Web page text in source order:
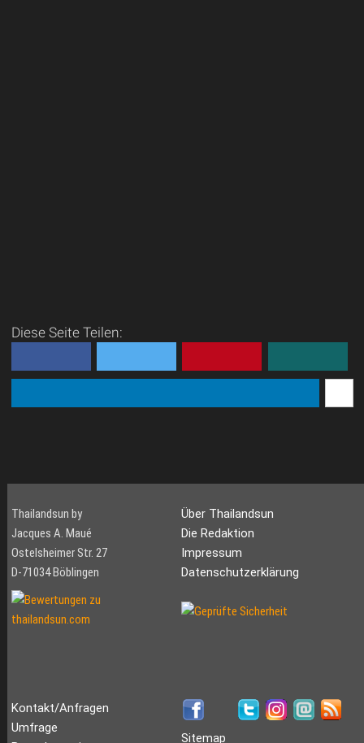
Diese Seite Teilen:
Thailandsun by
Jacques A. Maué
Ostelsheimer Str. 27
D-71034 Böblingen
Über Thailandsun
Die Redaktion
Impressum
Datenschutzerklärung
Kontakt/Anfragen
Umfrage
Sitemap